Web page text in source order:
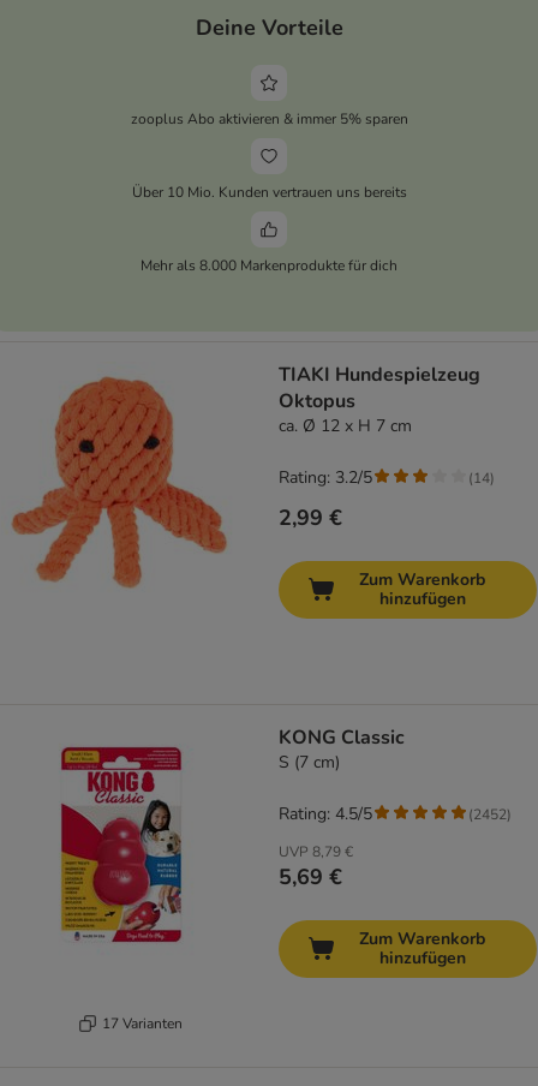
Deine Vorteile
zooplus Abo aktivieren & immer 5% sparen
Über 10 Mio. Kunden vertrauen uns bereits
Mehr als 8.000 Markenprodukte für dich
TIAKI Hundespielzeug
Oktopus
ca. Ø 12 x H 7 cm
2,99 €
Rating: 3.2/5 (14)
Zum Warenkorb
hinzufügen
17 Varianten
KONG Classic
S (7 cm)
UVP 8,79 €
5,69 €
Rating: 4.5/5 (2452)
Zum Warenkorb
hinzufügen